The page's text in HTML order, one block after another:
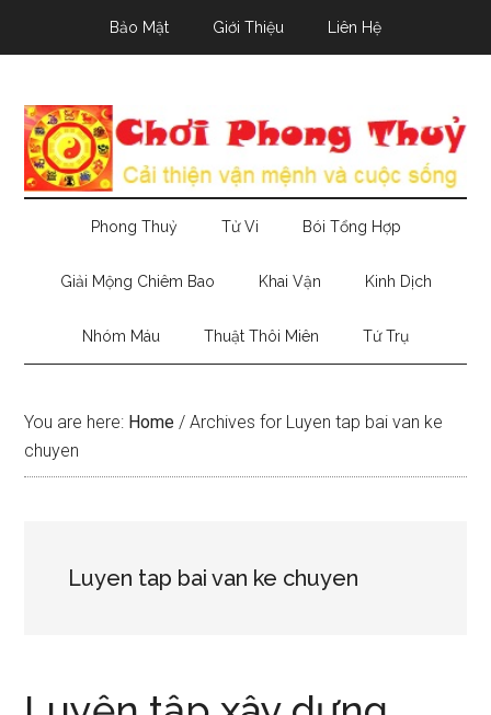
Bảo Mật Giới Thiệu Liên Hệ
Phong Thuỷ Tử Vi Bói Tổng Hợp
Giải Mộng Chiêm Bao Khai Vận Kinh Dịch
Nhóm Máu Thuật Thôi Miên Tứ Trụ
You are here: Home / Archives for Luyen tap bai van ke
chuyen
Luyen tap bai van ke chuyen